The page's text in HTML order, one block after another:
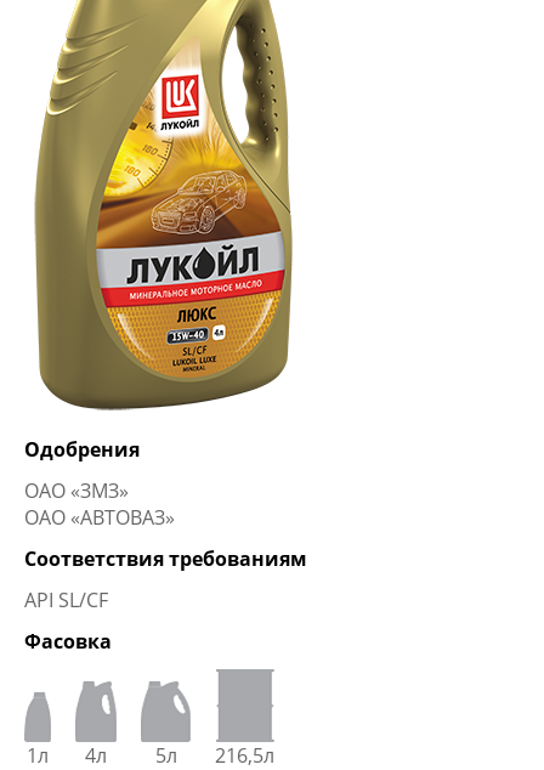
Одобрения
ОАО «ЗМЗ»
ОАО «АВТОВАЗ»
Соответствия требованиям
API SL/CF
Фасовка
1л 4л 5л 216,5л